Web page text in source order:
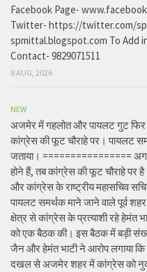
Facebook Page-
Twitter- https://twitter.com/
spmittal.blogspot.com To Add
Contact- 9829071511
8 AUG, 2026
NEW
अजमेर में गहलोत और पायलट गुट
कांग्रेस की फूट चौराहे पर। पायलट
जताया। ================
होने हैं, तब कांग्रेस की फूट चौराहे पर
और कांग्रेस के राष्ट्रीय महासचिव
पायलट समर्थक माने जाने वाले पूर्व
क्षेत्र से कांग्रेस के प्रत्याशी रहे हेमंत
को एक बैठक की। इस बैठक में बड़ी
जैन और हेमंत भाटी ने आरोप लगाया कि
दखल से अजमेर शहर में कांग्रेस को